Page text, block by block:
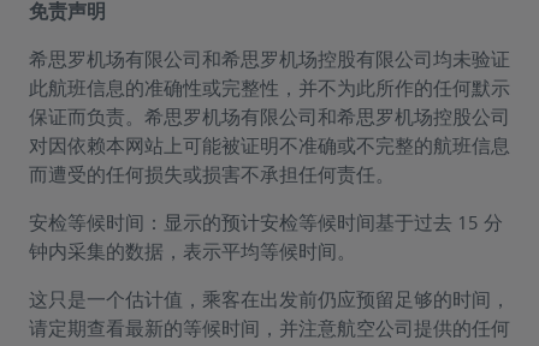
免责声明
希思罗机场有限公司和希思罗机场控股有限公司均未验证
此航班信息的准确性或完整性，并不为此所作的任何默示
保证而负责。希思罗机场有限公司和希思罗机场控股公司
对因依赖本网站上可能被证明不准确或不完整的航班信息
而遭受的任何损失或损害不承担任何责任。
安检等候时间：显示的预计安检等候时间基于过去 15 分
钟内采集的数据，表示平均等候时间。
这只是一个估计值，乘客在出发前仍应预留足够的时间，
请定期查看最新的等候时间，并注意航空公司提供的任何